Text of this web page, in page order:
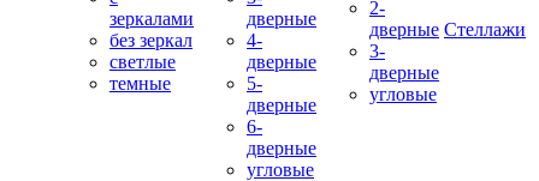
зеркалами
без зеркал
светлые
темные
дверные
4-
дверные
5-
дверные
6-
дверные
угловые
2-
дверные
3-
дверные
угловые
Стеллажи